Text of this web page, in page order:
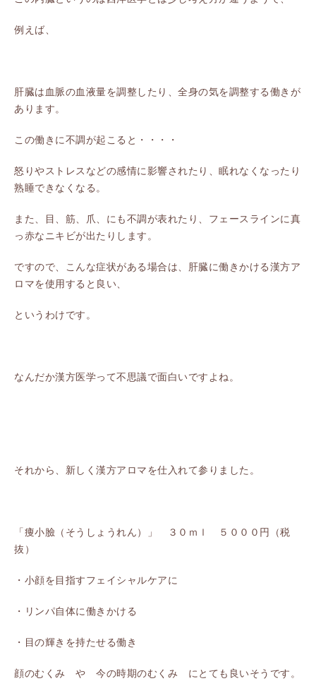
例えば、
肝臓は血脈の血液量を調整したり、全身の気を調整する働きが
あります。
この働きに不調が起こると・・・・
怒りやストレスなどの感情に影響されたり、眠れなくなったり
熟睡できなくなる。
また、目、筋、爪、にも不調が表れたり、フェースラインに真
っ赤なニキビが出たりします。
ですので、こんな症状がある場合は、肝臓に働きかける漢方ア
ロマを使用すると良い、
というわけです。
なんだか漢方医学って不思議で面白いですよね。
それから、新しく漢方アロマを仕入れて参りました。
「痩小臉（そうしょうれん）」 ３０ｍｌ ５０００円（税
抜）
・小顔を目指すフェイシャルケアに
・リンパ自体に働きかける
・目の輝きを持たせる働き
顔のむくみ や 今の時期のむくみ にとても良いそうです。